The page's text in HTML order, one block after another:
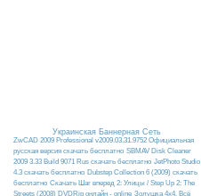
Украинская Баннерная Сеть
ZwCAD 2009 Professional v2009.03.31.9752 Официальная
русская версия скачать бесплатно SBMAV Disk Cleaner
2009 3.33 Build 9071 Rus скачать бесплатно JetPhoto Studio
4.3 скачать бесплатно Dubstep Collection 6 (2009) скачать
бесплатно Скачать Шаг вперед 2: Улицы / Step Up 2: The
Streets (2008) DVDRip онлайн - online Золушка 4х4. Всё